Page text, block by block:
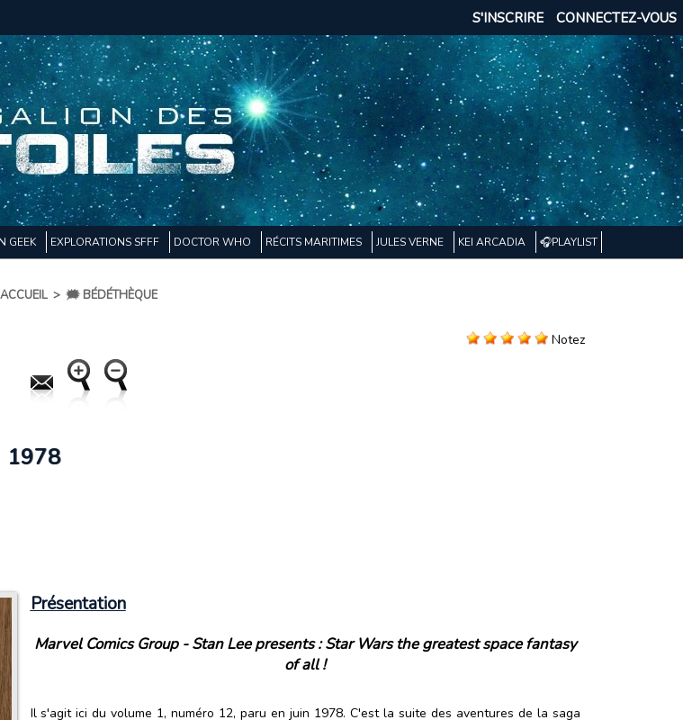
CONNECTEZ-VOUS
S'INSCRIRE
GEEK EXPLORATIONS SFFF DOCTOR WHO RÉCITS MARITIMES JULES VERNE KEI ARCADIA 🎧PLAYLIST
ACCUEIL > 🗯️ BÉDÉTHÈQUE
Notez
1978
Présentation
Marvel Comics Group - Stan Lee presents : Star Wars the greatest space fantasy
of all !
Il s'agit ici du volume 1, numéro 12, paru en juin 1978. C'est la suite des aventures de la saga